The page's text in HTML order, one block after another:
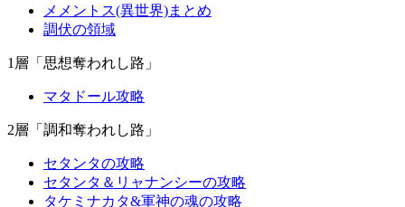
メメントス(異世界)まとめ
調伏の領域
1層「思想奪われし路」
マタドール攻略
2層「調和奪われし路」
セタンタの攻略
セタンタ＆リャナンシーの攻略
タケミナカタ&軍神の魂の攻略